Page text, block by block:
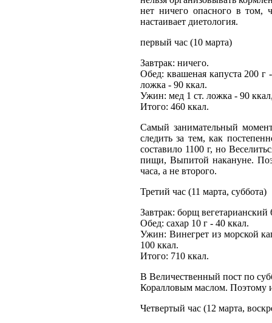
нет ничего опасного в том,
настаивает диетология.
первый час (10 марта)
Завтрак: ничего.
Обед: квашеная капуста 200 г
ложка - 90 ккал.
Ужин: мед 1 ст. ложка - 90
Итого: 460 ккал.
Самый занимательный
следить за тем, как
составило 1100 г, но
пищи, Выпитой накануне.
часа, а не второго.
Третий час (11 марта, суббота)
Завтрак: борщ
Обед: сахар 10 г - 40 ккал.
Ужин: Винегрет из морской
100 ккал.
Итого: 710 ккал.
В Величественный пост по
Коралловым маслом. Поэтому
Четвертый час (12 марта,